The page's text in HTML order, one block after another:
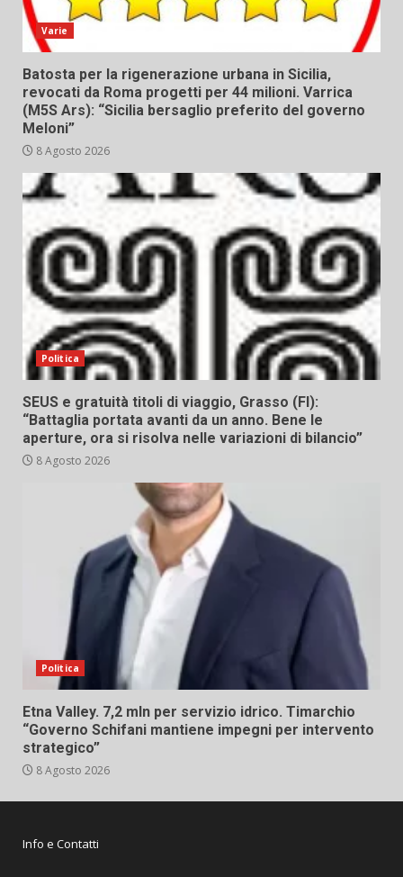
Varie
Batosta per la rigenerazione urbana in Sicilia,
revocati da Roma progetti per 44 milioni. Varrica
(M5S Ars): “Sicilia bersaglio preferito del governo
Meloni”
8 Agosto 2026
Politica
SEUS e gratuità titoli di viaggio, Grasso (FI):
“Battaglia portata avanti da un anno. Bene le
aperture, ora si risolva nelle variazioni di bilancio”
8 Agosto 2026
Politica
Etna Valley. 7,2 mln per servizio idrico. Timarchio
“Governo Schifani mantiene impegni per intervento
strategico”
8 Agosto 2026
Info e Contatti